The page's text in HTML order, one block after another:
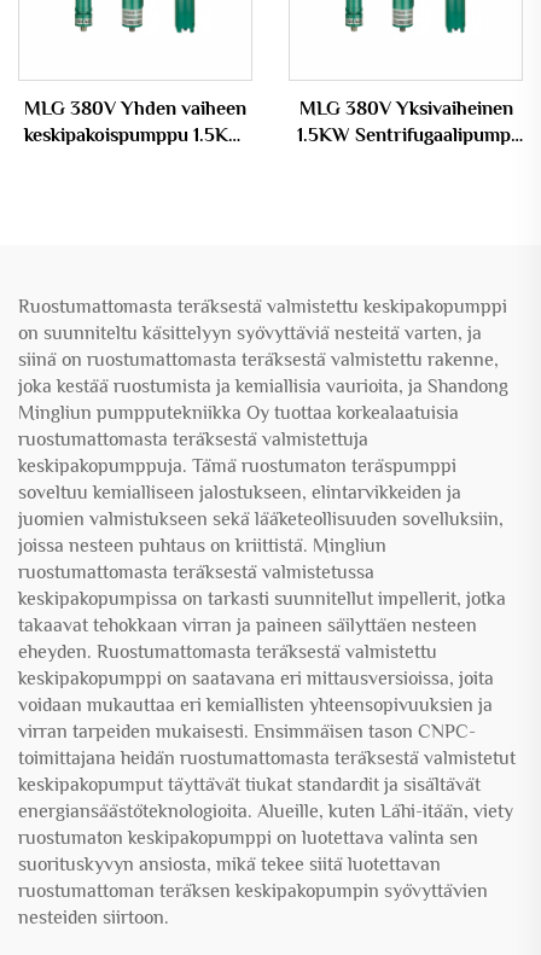
MLG 380V Yhden vaiheen
keskipakoispumppu 1.5KW
MLG 380V Yksivaiheinen
1.5KW Sentrifugaalipumpi
Ruostumattomasta teräksestä valmistettu keskipakopumppi
on suunniteltu käsittelyyn syövyttäviä nesteitä varten, ja
siinä on ruostumattomasta teräksestä valmistettu rakenne,
joka kestää ruostumista ja kemiallisia vaurioita, ja Shandong
Mingliun pumpputekniikka Oy tuottaa korkealaatuisia
ruostumattomasta teräksestä valmistettuja
keskipakopumppuja. Tämä ruostumaton teräspumppi
soveltuu kemialliseen jalostukseen, elintarvikkeiden ja
juomien valmistukseen sekä lääketeollisuuden sovelluksiin,
joissa nesteen puhtaus on kriittistä. Mingliun
ruostumattomasta teräksestä valmistetussa
keskipakopumpissa on tarkasti suunnitellut impellerit, jotka
takaavat tehokkaan virran ja paineen säilyttäen nesteen
eheyden. Ruostumattomasta teräksestä valmistettu
keskipakopumppi on saatavana eri mittausversioissa, joita
voidaan mukauttaa eri kemiallisten yhteensopivuuksien ja
virran tarpeiden mukaisesti. Ensimmäisen tason CNPC-
toimittajana heidän ruostumattomasta teräksestä valmistetut
keskipakopumput täyttävät tiukat standardit ja sisältävät
energiansäästöteknologioita. Alueille, kuten Lähi-itään, viety
ruostumaton keskipakopumppi on luotettava valinta sen
suorituskyvyn ansiosta, mikä tekee siitä luotettavan
ruostumattoman teräksen keskipakopumpin syövyttävien
nesteiden siirtoon.